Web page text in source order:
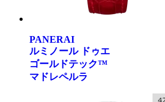
PANERAI
ルミノール ドゥエ
ゴールドテック™
マドレペルラ